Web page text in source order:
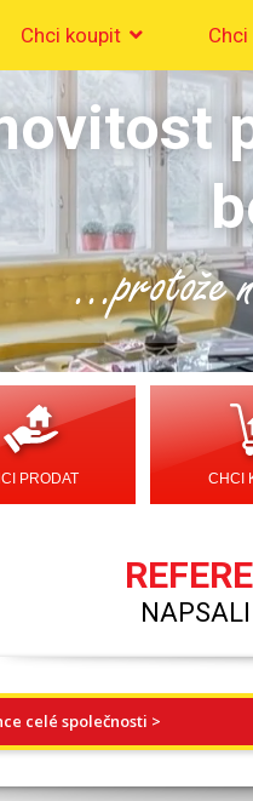
Chci koupit
...protože
PRODAT CHCI
celé společnosti >